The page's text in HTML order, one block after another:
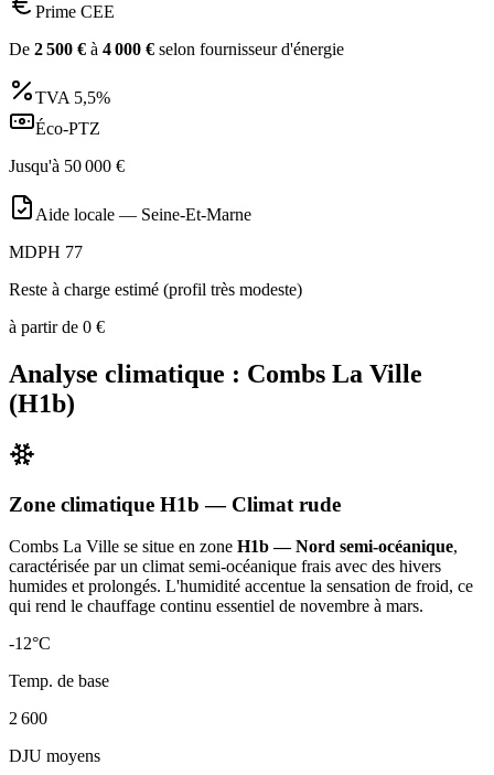
Prime CEE
De 2 500 € à 4 000 € selon fournisseur d'énergie
TVA 5,5%
Éco-PTZ
Jusqu'à 50 000 €
Aide locale — Seine-Et-Marne
MDPH 77
Reste à charge estimé (profil très modeste)
à partir de 0 €
Analyse climatique : Combs La Ville
(H1b)
Zone climatique H1b — Climat rude
Combs La Ville se situe en zone H1b — Nord semi-océanique,
caractérisée par un climat semi-océanique frais avec des hivers
humides et prolongés. L'humidité accentue la sensation de froid, ce
qui rend le chauffage continu essentiel de novembre à mars.
-12°C
Temp. de base
2 600
DJU moyens